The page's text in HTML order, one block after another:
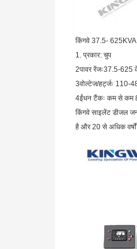
किंगवे 37.5-
1. प्रकार: चुप
2पावर रेंजः37.5-625
3वोल्टेज/हर्ट्जः 110-
4ईंधन टैंकः कम से कम
किंगवे साइलेंट डीजल
है और 20 से अधिक